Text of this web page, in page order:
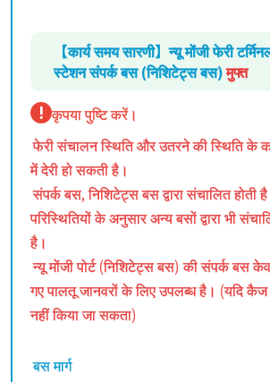
【कार्य समय सारणी】न्यू मोंजी फेरी
स्टेशन संपर्क बस (निशिटेट्स बस)मुफ्त
कृपया पुष्टि करें।
फेरी संचालन स्थिति और उतरने की स्थिति के
में देरी हो सकती है।
संपर्क बस, निशिटेट्स बस द्वारा संचालित होती
परिस्थितियों के अनुसार अन्य बसों द्वारा भी
है।
न्यू मोंजी पोर्ट (निशिटेट्स बस) की संपर्क बस
गए पालतू जानवरों के लिए उपलब्ध है। (यदि कैज
नहीं किया जा सकता)
बस मार्ग